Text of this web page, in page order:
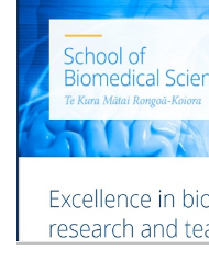
Qidirish
Kirish